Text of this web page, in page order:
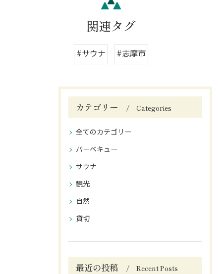
関連タグ
#サウナ #志摩市
カテゴリー Categories
全てのカテゴリー
バーベキュー
サウナ
観光
自然
貸切
最近の投稿 Recent Posts